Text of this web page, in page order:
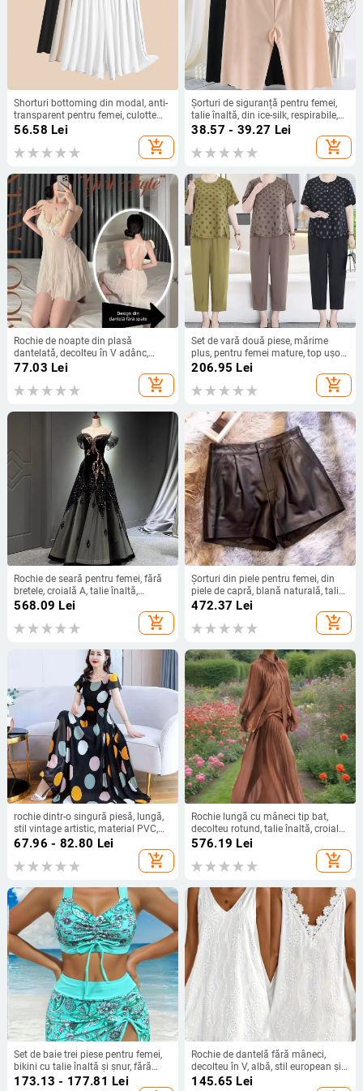
Shorturi bottoming din modal, anti-
transparent pentru femei, culotte
căptușite cu strat interior ușor
56.58 Lei
add_shopping_cart
Șorturi de siguranță pentru femei,
talie înaltă, din ice-silk, respirabile,
elastice, ca bază sub haine
38.57 - 39.27 Lei
add_shopping_cart
Rochie de noapte din plasă
dantelată, decolteu în V adânc,
design transparent, lenjerie sexy,
77.03 Lei
add_shopping_cart
Set de vară două piese, mărime
plus, pentru femei mature, top ușor
cu mânecă scurtă și pantaloni, stil
206.95 Lei
add_shopping_cart
Rochie de seară pentru femei, fără
bretele, croială A, talie înaltă,
mâneci 3/4, fustă lungă
568.09 Lei
add_shopping_cart
Șorturi din piele pentru femei, din
piele de capră, blană naturală, talie
înaltă, lungime 3/4, design
472.37 Lei
add_shopping_cart
rochie dintr-o singură piesă, lungă,
stil vintage artistic, material PVC,
decolteu rotund, mâneci scurte,
67.96 - 82.80 Lei
add_shopping_cart
Rochie lungă cu mâneci tip bat,
decolteu rotund, talie înaltă, croială
A-line, fermoar
576.19 Lei
add_shopping_cart
Set de baie trei piese pentru femei,
bikini cu talie înaltă și șnur, fără
bretele, cu burete la bust, din
173.13 - 177.81 Lei
Rochie de dantelă fără mâneci,
decolteu în V, albă, stil european și
american, vară 2026 pentru plajă și
145.65 Lei